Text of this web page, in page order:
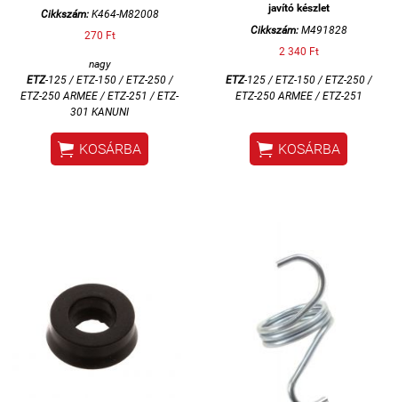
Cikkszám:K464-M82008
270 Ft
nagy
ETZ-125 / ETZ-150 / ETZ-250 /
ETZ-250 ARMEE / ETZ-251 / ETZ-
301 KANUNI
 KOSÁRBA
javító készlet
Cikkszám:M491828
2 340 Ft
ETZ-125 / ETZ-150 / ETZ-250 /
ETZ-250 ARMEE / ETZ-251
 KOSÁRBA